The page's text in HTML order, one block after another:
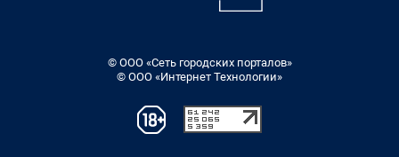
© ООО «Сеть городских порталов»
© ООО «Интернет Технологии»